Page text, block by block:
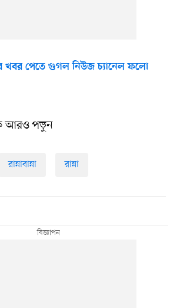
পেতে গুগল নিউজ চ্যানেল ফলো
আরও পড়ুন
রান্নাবান্না রান্না